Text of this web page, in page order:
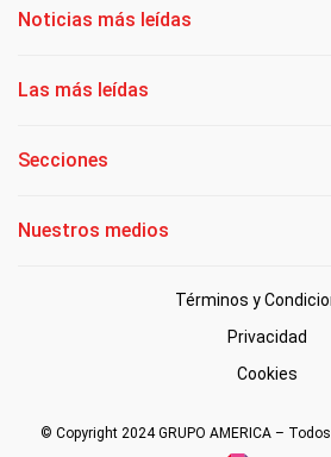
Noticias más leídas
Las más leídas
Secciones
Nuestros medios
Términos y
Privacidad
Cookies
© Copyright 2024 GRUPO AMERICA –